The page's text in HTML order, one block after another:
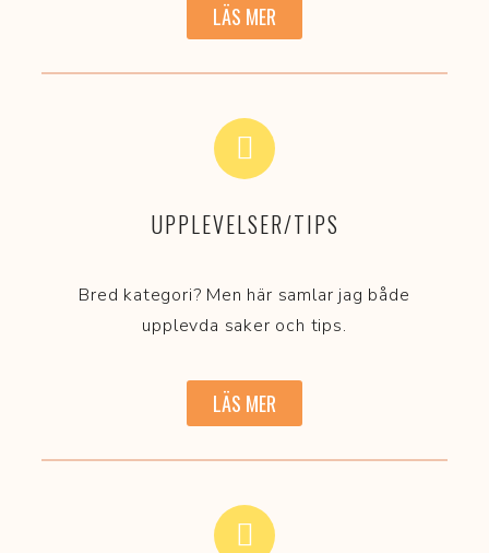
LÄS MER
UPPLEVELSER/TIPS
Bred kategori? Men här samlar jag både
upplevda saker och tips.
LÄS MER